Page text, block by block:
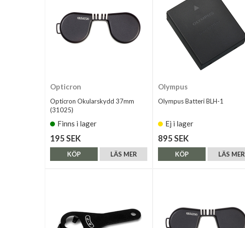
Opticron
Opticron Okularskydd 37mm
(31025)
Finns i lager
195 SEK
LÄS MER
KÖP
Olympus
Olympus Batteri BLH-1
Ej i lager
895 SEK
LÄS MER
KÖP